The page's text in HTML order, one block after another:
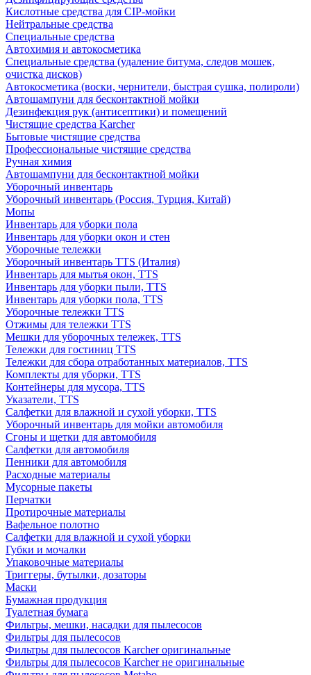
Кислотные средства для CIP-мойки
Нейтральные средства
Специальные средства
Автохимия и автокосметика
Специальные средства (удаление битума, следов мошек,
очистка дисков)
Автокосметика (воски, чернители, быстрая сушка, полироли)
Автошампуни для бесконтактной мойки
Дезинфекция рук (антисептики) и помещений
Чистящие средства Karcher
Бытовые чистящие средства
Профессиональные чистящие средства
Ручная химия
Автошампуни для бесконтактной мойки
Уборочный инвентарь
Уборочный инвентарь (Россия, Турция, Китай)
Мопы
Инвентарь для уборки пола
Инвентарь для уборки окон и стен
Уборочные тележки
Уборочный инвентарь TTS (Италия)
Инвентарь для мытья окон, TTS
Инвентарь для уборки пыли, TTS
Инвентарь для уборки пола, TTS
Уборочные тележки TTS
Отжимы для тележки TTS
Мешки для уборочных тележек, TTS
Тележки для гостиниц TTS
Тележки для сбора отработанных материалов, TTS
Комплекты для уборки, TTS
Контейнеры для мусора, TTS
Указатели, TTS
Салфетки для влажной и сухой уборки, TTS
Уборочный инвентарь для мойки автомобиля
Сгоны и щетки для автомобиля
Салфетки для автомобиля
Пенники для автомобиля
Расходные материалы
Мусорные пакеты
Перчатки
Протирочные материалы
Вафельное полотно
Салфетки для влажной и сухой уборки
Губки и мочалки
Упаковочные материалы
Триггеры, бутылки, дозаторы
Маски
Бумажная продукция
Туалетная бумага
Фильтры, мешки, насадки для пылесосов
Фильтры для пылесосов
Фильтры для пылесосов Karcher оригинальные
Фильтры для пылесосов Karcher не оригинальные